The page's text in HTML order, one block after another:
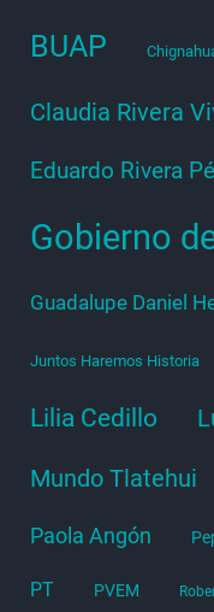
BUAP
Claudia Rivera
Eduardo Rivera
Gobierno
Guadalupe Daniel
Juntos Haremos Historia
Lilia Cedillo
Mundo Tlatehui
Paola Angón
PT PVEM